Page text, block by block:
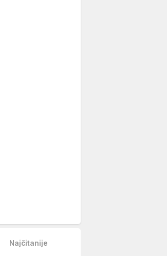
Najčitanije